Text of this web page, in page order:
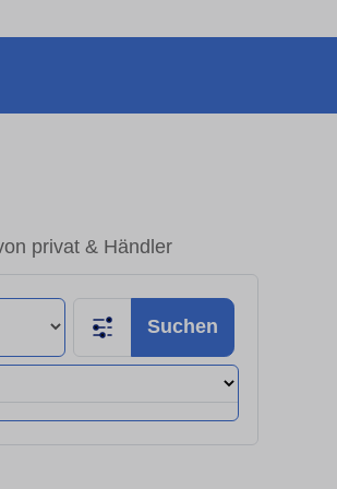
privat & Händler
Suchen